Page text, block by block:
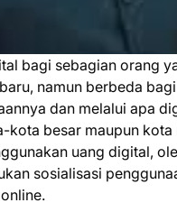
bagi sebagian orang
namun berbeda
dan melalui apa
kota besar maupun
uang digital,
sosialisasi